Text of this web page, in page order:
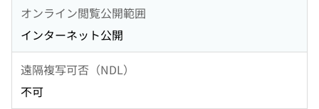
オンライン閲覧公開範囲
インターネット公開
遠隔複写可否（NDL）
不可